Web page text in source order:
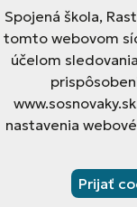
Spojená škola,
tomto webovom
účelom
nastavenia
Prijať